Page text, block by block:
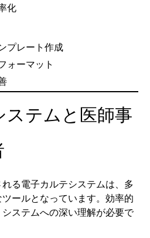
化
プレート作成
ォーマット
ステムと医師事
る電子カルテシステムは、多
ールとなっています。効率的
ステムへの深い理解が必要で